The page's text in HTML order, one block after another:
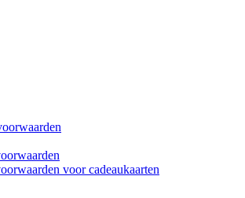
voor cadeaukaarten